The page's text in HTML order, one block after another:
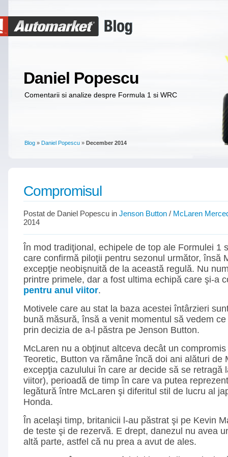
Daniel Popescu
Comentarii si analize despre Formula 1 si WRC
Blog » Daniel Popescu » December 2014
Compromisul
Postat de Daniel Popescu in Jenson Button / McLaren
2014
În mod tradiţional, echipele de top ale Formulei 1
care confirmă piloţii pentru sezonul următor, însă
excepţie neobişnuită de la această regulă. Nu
printre primele, dar a fost ultima echipă care şi-a
pentru anul viitor.
Motivele care au stat la baza acestei întârzieri
bună măsură, însă a venit momentul să vedem
prin decizia de a-l păstra pe Jenson Button.
McLaren nu a obţinut altceva decât un
Teoretic, Button va rămâne încă doi ani alături de
excepţia cazulului în care ar decide să se retragă
viitor), perioadă de timp în care va putea
legătură între McLaren şi diferitul stil de lucru al
Honda.
În acelaşi timp, britanicii l-au păstrat şi pe Kevin
de teste şi de rezervă. E drept, danezul nu avea
altă parte, astfel că nu prea a avut de ales.